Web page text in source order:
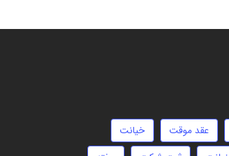
عقد موقت
خیانت